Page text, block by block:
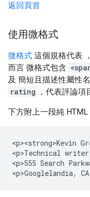
返回頁首
使用微格式
微格式 這個規格代表
而言 微格式包含
及 簡短且描述性屬性
rating
，代表評論項
下方附上一段純 HTML
<p><strong>Kevin
<p>Technical
<p>555 Search
<p>Googlelandia,